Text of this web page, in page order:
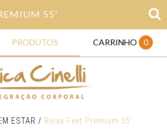
55'
PRODUTOS CARRINHO 0
ESTAR / Relax Feet Premium 55'